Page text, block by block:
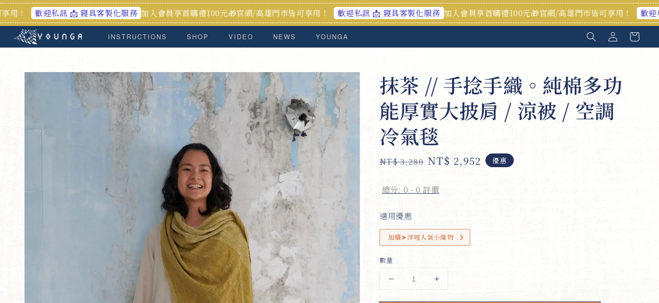
私訊 📩 寢具客製化服務 加入會員享首購禮100元🎁官網/高雄門市皆可享用！ 歡迎私訊 📩 寢具客製化服務 加入會員享首購禮100元🎁官網/高雄門市皆可享用！ 歡迎私訊 📩 寢
INSTRUCTIONS SHOP VIDEO NEWS YOUNGA
抹茶 // 手捻手織。純棉多功
能厚實大披肩 / 涼被 / 空調
冷氣毯
Regular
NT$ 3,280 Sale
price
NT$ 2,952 優惠
總分: 0 -0 評價
適用優惠
加購➤洋嘎人氣小織物
數量